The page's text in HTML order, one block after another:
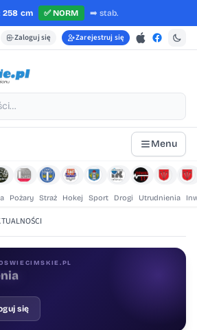
258 cm ✅NORM ➡️ stab.
Zaloguj się Zarejestruj się
Menu
Pożary Straż Hokej Sport Drogi Utrudnienia
się